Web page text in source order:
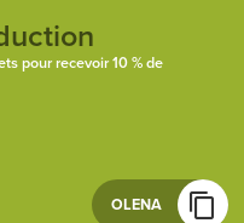
pour recevoir 10 % de
OLENA